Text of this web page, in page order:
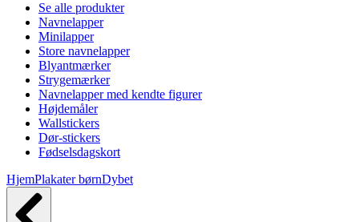
Se alle produkter
Navnelapper
Minilapper
Store navnelapper
Blyantmærker
Strygemærker
Navnelapper med kendte figurer
Højdemåler
Wallstickers
Dør-stickers
Fødselsdagskort
HjemPlakater børnDybet